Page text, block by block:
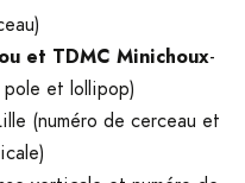
et TDMC Minichoux-
pole et lollipop)
(numéro de cerceau et